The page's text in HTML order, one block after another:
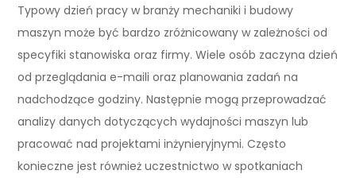
Typowy dzień pracy w branży mechaniki i budowy
maszyn może być bardzo zróżnicowany w zależności od
specyfiki stanowiska oraz firmy. Wiele osób zaczyna dzień
od przeglądania e-maili oraz planowania zadań na
nadchodzące godziny. Następnie mogą przeprowadzać
analizy danych dotyczących wydajności maszyn lub
pracować nad projektami inżynieryjnymi. Często
konieczne jest również uczestnictwo w spotkaniach